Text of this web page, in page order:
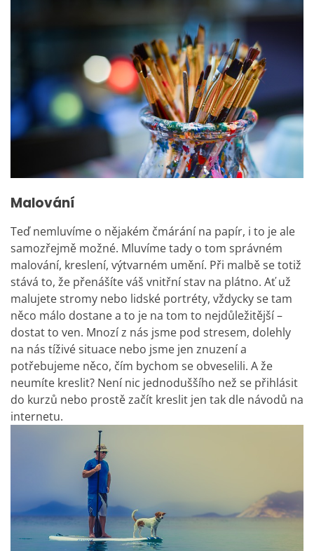
Malování
Teď nemluvíme o nějakém čmárání na papír, i to je ale
samozřejmě možné. Mluvíme tady o tom správném
malování, kreslení, výtvarném umění. Při malbě se totiž
stává to, že přenášíte váš vnitřní stav na plátno. Ať už
malujete stromy nebo lidské portréty, vždycky se tam
něco málo dostane a to je na tom to nejdůležitější –
dostat to ven. Mnozí z nás jsme pod stresem, dolehly
na nás tíživé situace nebo jsme jen znuzení a
potřebujeme něco, čím bychom se obveselili. A že
neumíte kreslit? Není nic jednoduššího než se přihlásit
do kurzů nebo prostě začít kreslit jen tak dle návodů na
internetu.